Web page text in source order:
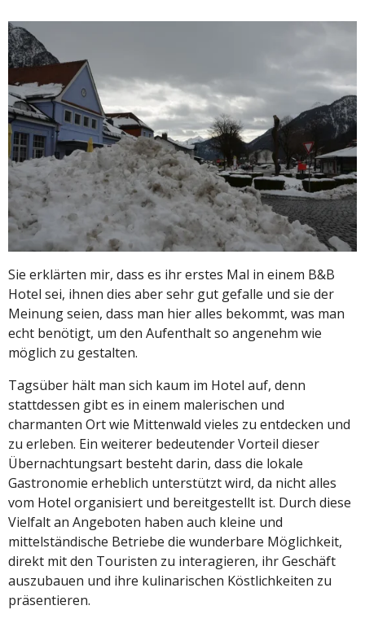
Sie erklärten mir, dass es ihr erstes Mal in einem B&B
Hotel sei, ihnen dies aber sehr gut gefalle und sie der
Meinung seien, dass man hier alles bekommt, was man
echt benötigt, um den Aufenthalt so angenehm wie
möglich zu gestalten.
Tagsüber hält man sich kaum im Hotel auf, denn
stattdessen gibt es in einem malerischen und
charmanten Ort wie Mittenwald vieles zu entdecken und
zu erleben. Ein weiterer bedeutender Vorteil dieser
Übernachtungsart besteht darin, dass die lokale
Gastronomie erheblich unterstützt wird, da nicht alles
vom Hotel organisiert und bereitgestellt ist. Durch diese
Vielfalt an Angeboten haben auch kleine und
mittelständische Betriebe die wunderbare Möglichkeit,
direkt mit den Touristen zu interagieren, ihr Geschäft
auszubauen und ihre kulinarischen Köstlichkeiten zu
präsentieren.